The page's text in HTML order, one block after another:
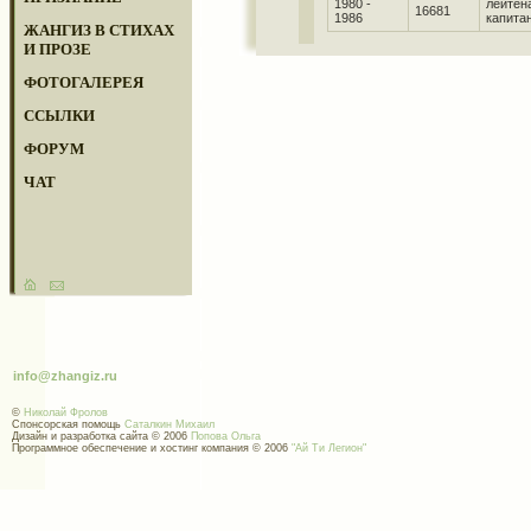
ЖАНГИЗ В СТИХАХ
И ПРОЗЕ
ФОТОГАЛЕРЕЯ
ССЫЛКИ
ФОРУМ
ЧАТ
1980 -
1986
16681
info@zhangiz.ru
© Николай Фролов
Спонсорская помощь Саталкин Михаил
Дизайн и разработка сайта © 2006 Попова Ольга
Программное обеспечение и хостинг компания © 2006 "Ай Ти Легион"